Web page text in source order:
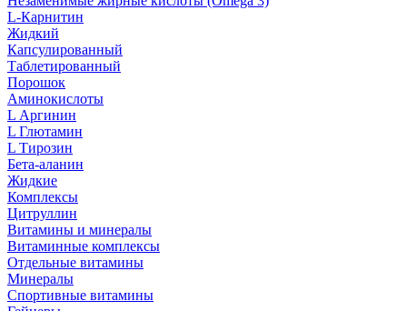
L-Карнитин
Жидкий
Капсулированный
Таблетированный
Порошок
Аминокислоты
L Аргинин
L Глютамин
L Тирозин
Бета-аланин
Жидкие
Комплексы
Цитруллин
Витамины и минералы
Витаминные комплексы
Отдельные витамины
Минералы
Спортивные витамины